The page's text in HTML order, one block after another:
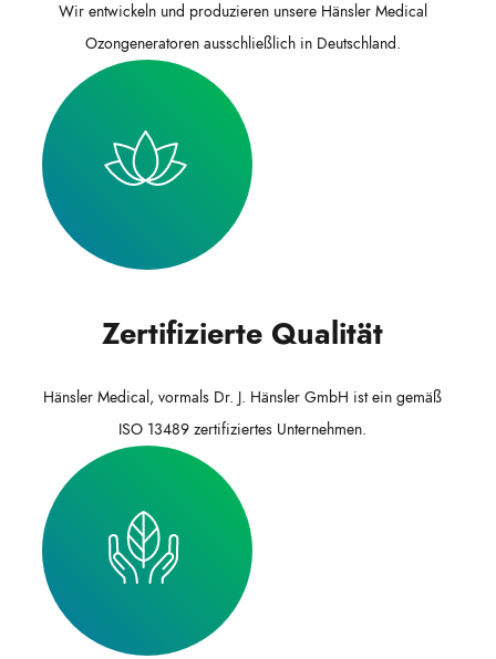
Wir entwickeln und produzieren unsere Hänsler Medical
Ozongeneratoren ausschließlich in Deutschland.
Zertifizierte Qualität
Hänsler Medical, vormals Dr. J. Hänsler GmbH ist ein gemäß
ISO 13489 zertifiziertes Unternehmen.